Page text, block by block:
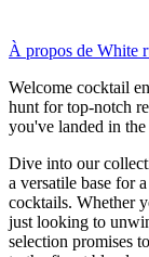
À propos de White
Welcome cocktail
hunt for top-notch
you've landed in the
Dive into our
a versatile base for
cocktails. Whether
just looking to
selection promises